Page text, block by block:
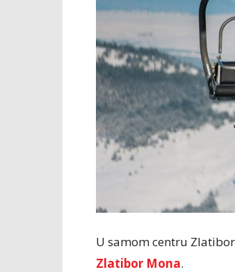
U samom centru
Zlatibor Mona.